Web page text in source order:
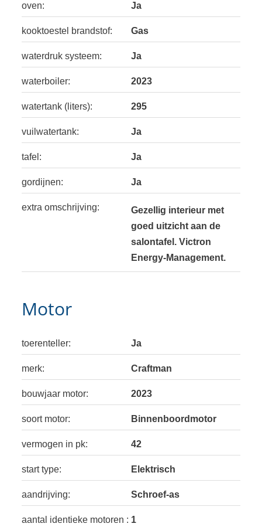
oven: Ja
kooktoestel brandstof: Gas
waterdruk systeem: Ja
waterboiler: 2023
watertank (liters): 295
vuilwatertank: Ja
tafel: Ja
gordijnen: Ja
extra omschrijving:
Gezellig interieur met
goed uitzicht aan de
salontafel. Victron
Energy-Management.
Motor
toerenteller: Ja
merk: Craftman
bouwjaar motor: 2023
soort motor: Binnenboordmotor
vermogen in pk: 42
start type: Elektrisch
aandrijving: Schroef-as
aantal identieke motoren : 1